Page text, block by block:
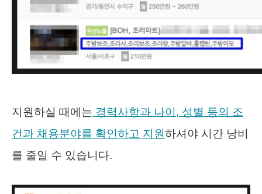
지원하실 때에는 경력사항과 나이, 성별 등의 조
건과 채용분야를 확인하고 지원하셔야 시간 낭비
를 줄일 수 있습니다.